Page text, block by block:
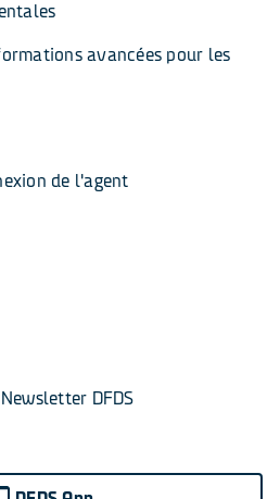
avancées pour les
de l'agent
DFDS